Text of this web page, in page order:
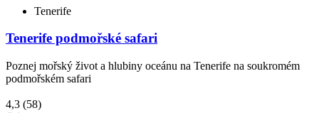
Tenerife
Tenerife podmořské safari
Poznej mořský život a hlubiny oceánu na Tenerife na soukromém
podmořském safari
4,3 (58)